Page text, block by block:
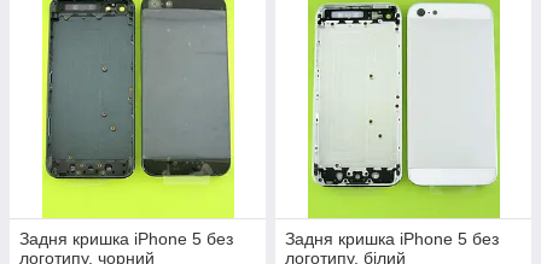
Задня кришка iPhone 5 без
логотипу, чорний
Задня кришка iPhone 5 без
логотипу, білий